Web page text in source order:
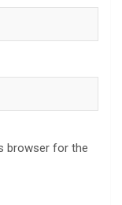
browser for the